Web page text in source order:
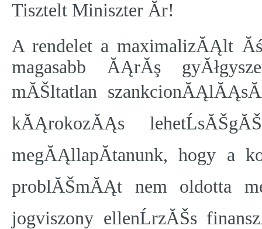
Tisztelt Miniszter Ăr!
A rendelet a maximalizĂĄlt
magasabb ĂĄrĂş
mĂŠltatlan
kĂĄrokozĂĄs
megĂĄllapĂ­tanunk, hogy a
problĂŠmĂĄt nem oldotta
jogviszony ellenĹrzĂŠs